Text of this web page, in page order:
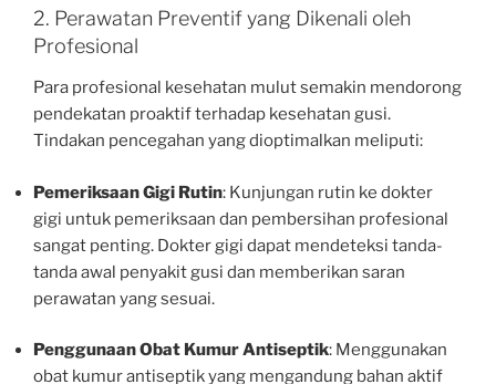
2. Perawatan Preventif yang Dikenali oleh
Profesional
Para profesional kesehatan mulut semakin mendorong
pendekatan proaktif terhadap kesehatan gusi.
Tindakan pencegahan yang dioptimalkan meliputi:
Pemeriksaan Gigi Rutin: Kunjungan rutin ke dokter
gigi untuk pemeriksaan dan pembersihan profesional
sangat penting. Dokter gigi dapat mendeteksi tanda-
tanda awal penyakit gusi dan memberikan saran
perawatan yang sesuai.
Penggunaan Obat Kumur Antiseptik: Menggunakan
obat kumur antiseptik yang mengandung bahan aktif